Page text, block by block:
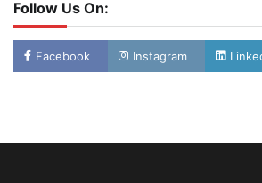
Follow Us On:
Facebook Instagram